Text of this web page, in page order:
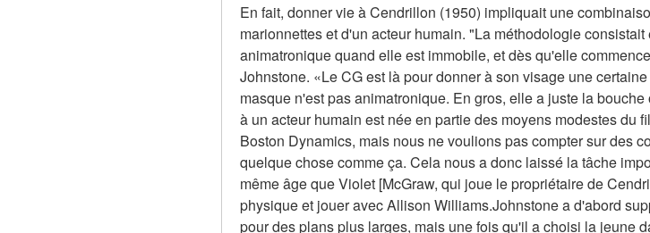
En fait, donner vie à Cendrillon (1950) impliquait une
marionnettes et d'un acteur humain. "La méthodologie
animatronique quand elle est immobile, et dès qu'elle
Johnstone. «Le CG est là pour donner à son visage une
masque n'est pas animatronique. En gros, elle a juste la
à un acteur humain est née en partie des moyens modestes du
Boston Dynamics, mais nous ne voulions pas compter sur des
quelque chose comme ça. Cela nous a donc laissé la tâche
même âge que Violet [McGraw, qui joue le propriétaire de
physique et jouer avec Allison Williams.Johnstone a d'abord
pour des plans plus larges, mais une fois qu'il a choisi la jeune